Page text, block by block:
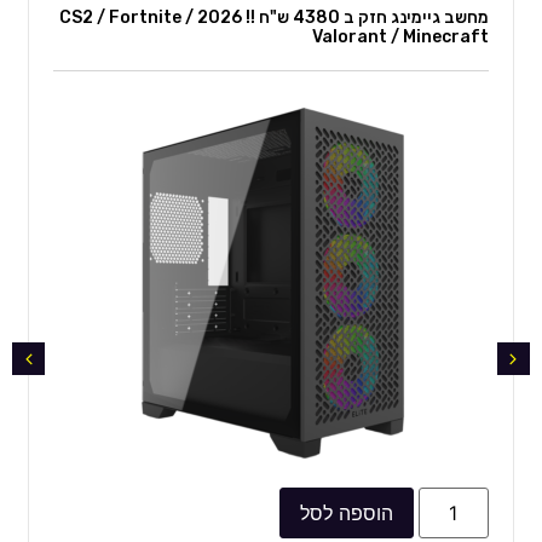
רזולוציית WQHD
רזולציית WQHD מתהדרת בתמונות מפורטות וחדות במיוחד. התנסו בתצוגה
מלאה יותר עם יותר מקום לשלוט בכל הפעולות.
עיצוב תאורת ליבה
ברירת המחדל בצבע כחול קרח או כל בחירת צבע אחרת תביא מגע אישי למסך
פיגור נמוך. רפלקסים מהירים.
תפסו את השליטה המנצחת. פיגור הקלט הנמוך להפליא של 2 מילימטר בלבד
מביא דיוק בתגובה שמעולם לא חוויתם.
תוכלו לתפוס אויבים באופן כל כך מהיר, כך שכמעט ולא תוכלו להבחין בפיגור
בין הציוד ההיקפי שלכם למשחק.
רפלקסים מהירים וחלקים
פעולה חלקה במיוחד. קפצו על אויבים באותה השניה כשאתם רואים אותם עם
מחשב גיימינג חזק ב 4380 ש"ח !! 2026 CS2 / Fortnite /
Valorant / Minecraft
הוספה לסל